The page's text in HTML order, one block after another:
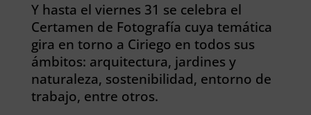
Y hasta el viernes 31 se celebra el
Certamen de Fotografía cuya temática
gira en torno a Ciriego en todos sus
ámbitos: arquitectura, jardines y
naturaleza, sostenibilidad, entorno de
trabajo, entre otros.